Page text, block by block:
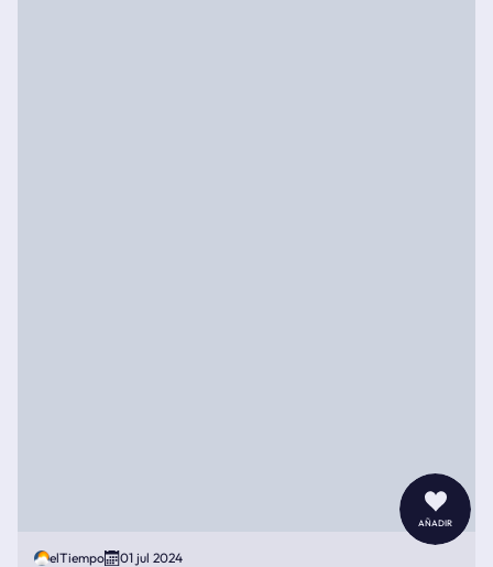
añadir
elTiempo 01 jul 2024